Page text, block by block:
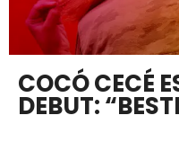
COCÓ CECÉ
DEBUT: